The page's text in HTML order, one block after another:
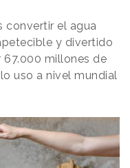
convertir el agua
y divertido
67.000 millones de
uso a nivel mundial